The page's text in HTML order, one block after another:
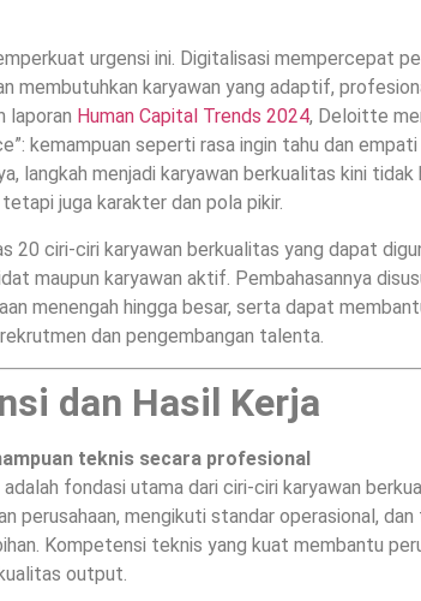
urgensi ini. Digitalisasi mempercepat
membutuhkan karyawan yang adaptif,
laporan Human Capital Trends 2024, Deloitte
kemampuan seperti rasa ingin tahu dan
langkah menjadi karyawan berkualitas kini
juga karakter dan pola pikir.
20 ciri-ciri karyawan berkualitas yang dapat
maupun karyawan aktif. Pembahasannya
menengah hingga besar, serta dapat
dan pengembangan talenta.
dan Hasil Kerja
teknis secara profesional
fondasi utama dari ciri-ciri karyawan
perusahaan, mengikuti standar operasional,
Kompetensi teknis yang kuat membantu
output.